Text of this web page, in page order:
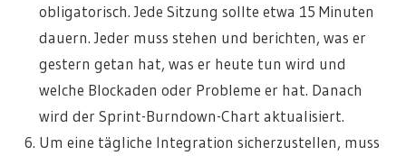
obligatorisch. Jede Sitzung sollte etwa 15 Minuten
dauern. Jeder muss stehen und berichten, was er
gestern getan hat, was er heute tun wird und
welche Blockaden oder Probleme er hat. Danach
wird der Sprint-Burndown-Chart aktualisiert.
Um eine tägliche Integration sicherzustellen, muss